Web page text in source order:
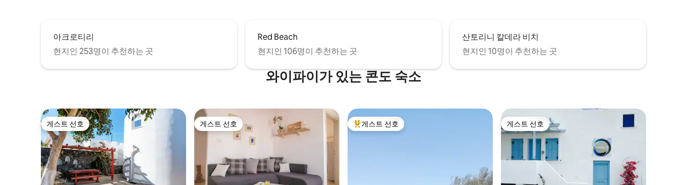
아크로티리
현지인 253명이 추천하는 곳
Red Beach
현지인 106명이 추천하는 곳
산토리니 칼데라 비치
현지인 10명이 추천하는 곳
와이파이가 있는 콘도 숙소
게스트 선호
게스트 선호 게스트 선호
게스트 선호 상위 게스트 선호
게스트 선호 게스트 선호
게스트 선호